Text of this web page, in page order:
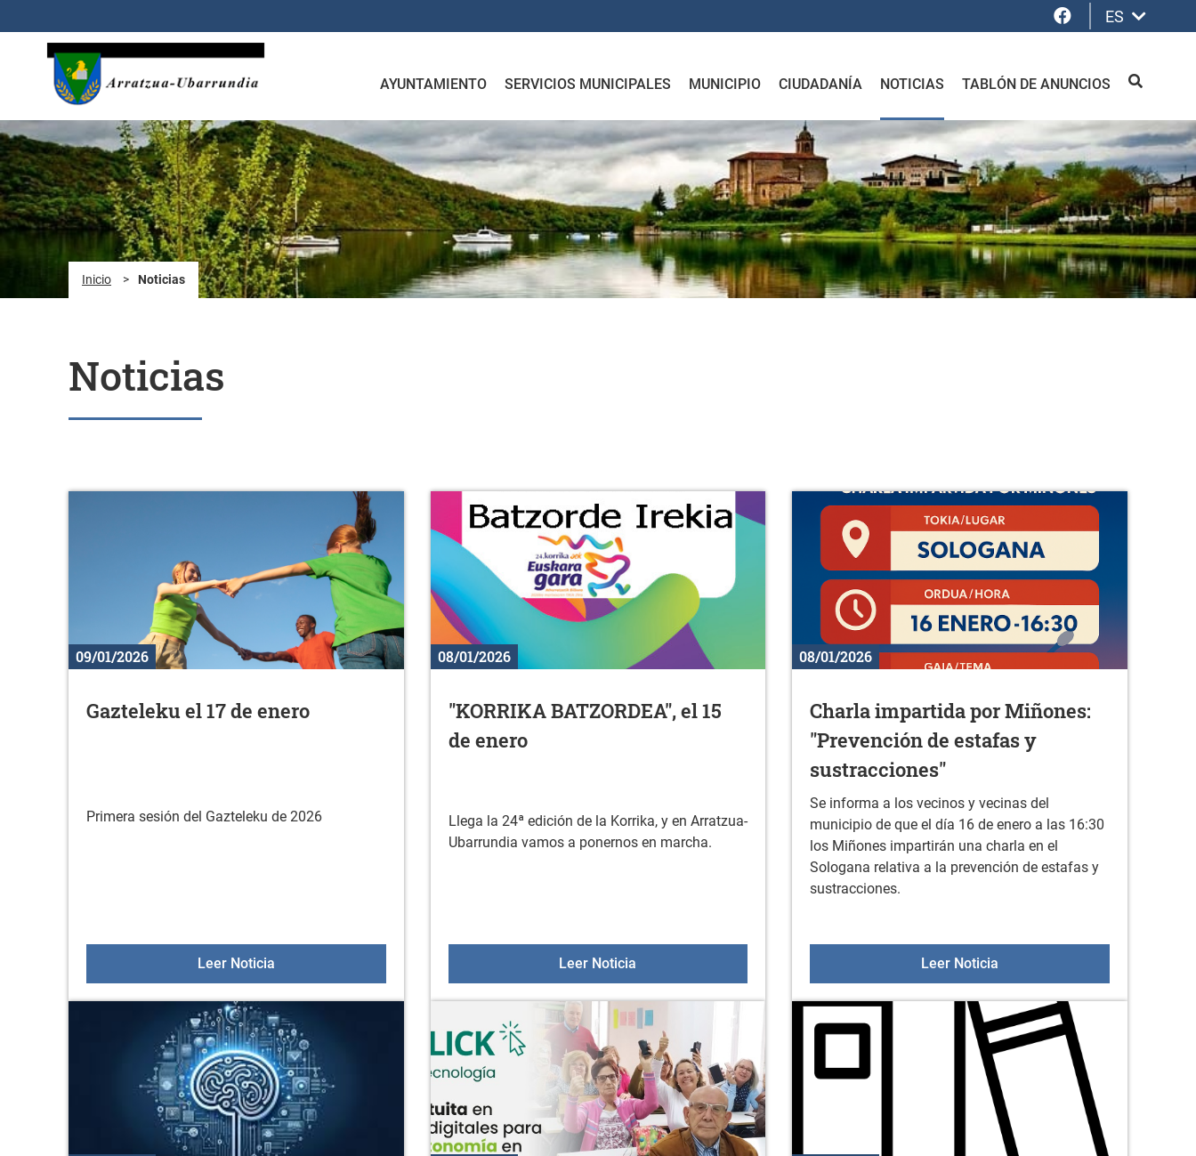
Facebook
ES
AYUNTAMIENTO SERVICIOS MUNICIPALES MUNICIPIO CIUDADANÍA NOTICIAS TABLÓN DE ANUNCIOS BUSCAR
Inicio > Noticias
Noticias
09/01/2026
Gazteleku el 17 de enero
Primera sesión del Gazteleku de 2026
Leer NoticiaGazteleku el 17 de enero
08/01/2026
"KORRIKA BATZORDEA", el 15
de enero
Llega la 24ª edición de la Korrika, y en Arratzua-
Ubarrundia vamos a ponernos en marcha.
Leer Noticia
08/01/2026
Charla impartida por Miñones:
"Prevención de estafas y
sustracciones"
Se informa a los vecinos y vecinas del
municipio de que el día 16 de enero a las 16:30
los Miñones impartirán una charla en el
Sologana relativa a la prevención de estafas y
sustracciones.
Leer Noticia